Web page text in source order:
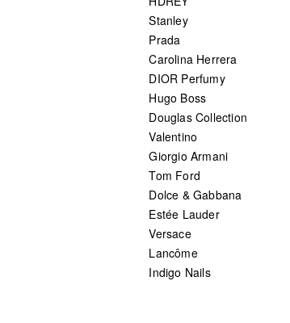
Stanley
Prada
Carolina Herrera
DIOR Perfumy
Hugo Boss
Douglas Collection
Valentino
Giorgio Armani
Tom Ford
Dolce & Gabbana
Estée Lauder
Versace
Lancôme
Indigo Nails